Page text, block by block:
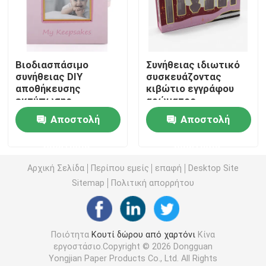
Κουτί από χαρτόνι πολυτέλειας
Κουτί συσκευασίας χάρτινου σωλήνα
πτυσσόμενο κιβώτιο εγγράφου
Συσκευάζοντας κιβώτιο τσιγάρων
Κουτί συσκευασίας Vape
Ζαρωμένο κουτί από χαρτόνι
Βιοδιασπάσιμο
συνήθειας DIY
αποθήκευσης
εκτύπωσης
εγγράφου κιβωτίων
μωρών ρόδινο
κιβώτιο
νεογέννητο με 5
Αποστολή
Συνήθειας ιδιωτικό
συσκευάζοντας
κιβώτιο εγγράφου
αρώματος
παραθύρων ετικετών
σαφές με το ένθετο
Αποστολή
Αρχική Σελίδα Περίπου εμείς επαφή
Desktop Site
Sitemap
Πολιτική απορρήτου
Ποιότητα Κουτί δώρου από χαρτόνι Κίνα
εργοστάσιο.Copyright © 2026 Dongguan
Yongjian Paper Products Co., Ltd. All Rights